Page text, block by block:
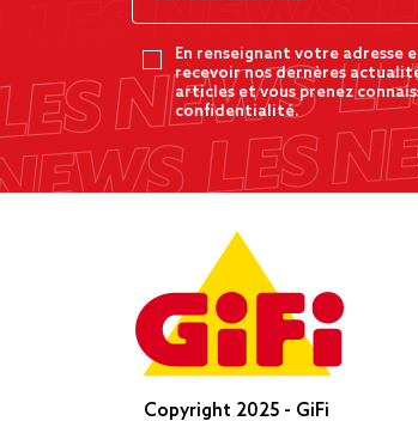
En renseignant votre adresse
recevoir nos dernères
articles et vous prenez
confidentialité.
Copyright 2025 - GiFi